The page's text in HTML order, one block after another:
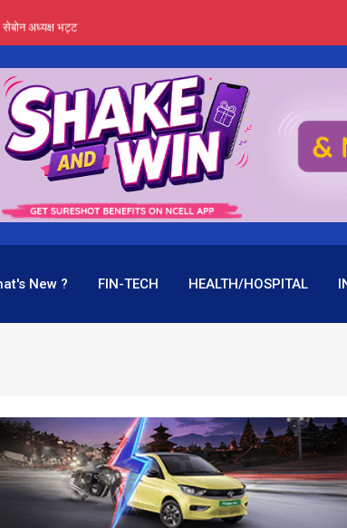
अध्यक्ष भट्ट
!
सञ्चालक पदमा बस्न मिल्दैन
प्रयास पनि असफल
New ? FIN-TECH HEALTH/HOSPITAL